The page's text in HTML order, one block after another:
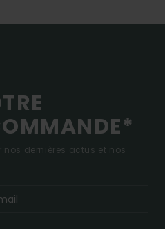
dernières actus et nos